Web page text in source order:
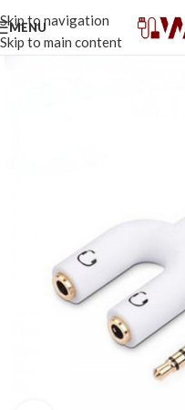
Skip to navigation
Skip to main content
MENU